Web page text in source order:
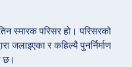
स्मारक परिसर हो। परिसरको
जलाइएका र कहिल्यै पुनर्निर्माण
छ।